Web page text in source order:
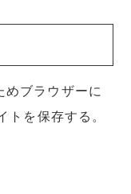
めブラウザーに
トを保存する。